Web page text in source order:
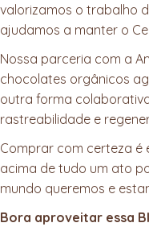
valorizamos o trabalho
ajudamos a manter o
Nossa parceria com a
chocolates orgânicos
outra forma
rastreabilidade e
Comprar com certeza é
acima de tudo um ato
mundo queremos e
Bora aproveitar essa